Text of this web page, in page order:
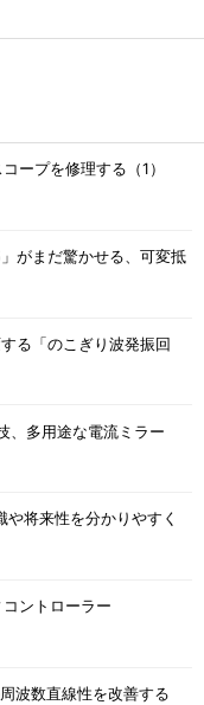
ープを修理する（1）
がまだ驚かせる、可変抵
る「のこぎり波発振回
、多用途な電流ミラー
将来性を分かりやすく
ントローラー
波数直線性を改善する